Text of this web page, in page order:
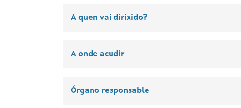
A quen vai dirixido?
A onde acudir
Órgano responsable